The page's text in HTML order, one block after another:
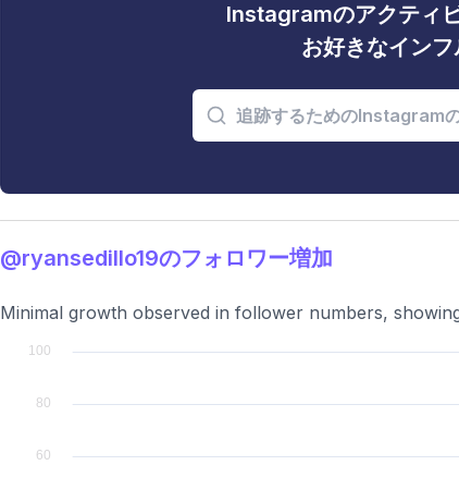
Instagramのアクティ
お好きなイン
@ryansedillo19のフォロワー増加
Minimal growth observed in follower numbers,